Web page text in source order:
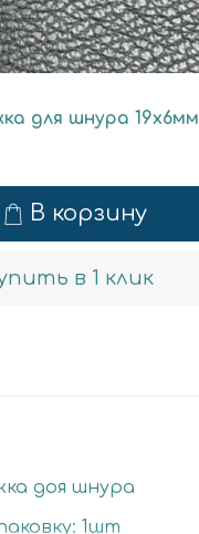
для шнура 19х6мм
В корзину
в 1 клик
доя шнура
1шт